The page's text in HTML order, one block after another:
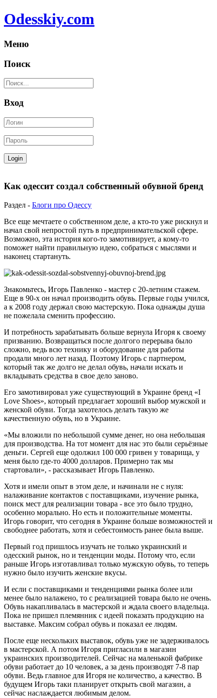
Odesskiy.com
Меню
Поиск
Вход
Как одессит создал собственный обувной бренд
Раздел - Блоги про Одессу
Все еще мечтаете о собственном деле, а кто-то уже рискнул и
начал свой непростой путь в предпринимательской сфере.
Возможно, эта история кого-то замотивирует, а кому-то
поможет найти правильную идею, собраться с мыслями и
наконец стартануть.
Знакомьтесь, Игорь Павленко - мастер с 20-летним стажем.
Еще в 90-х он начал производить обувь. Первые годы учился,
а к 2008 году держал свою мастерскую. Пока однажды душа
не пожелала сменить профессию.
И потребность зарабатывать больше вернула Игоря к своему
призванию. Возвращаться после долгого перерыва было
сложно, ведь всю технику и оборудование для работы
продали много лет назад. Поэтому Игорь с партнером,
который так же долго не делал обувь, начали искать и
вкладывать средства в свое дело заново.
Его замотивировал уже существующий в Украине бренд «I
Love Shoes», который предлагает хороший выбор мужской и
женской обуви. Тогда захотелось делать такую же
качественную обувь, но в Украине.
«Мы вложили по небольшой сумме денег, но она небольшая
для производства. На тот момент для нас это были серьёзные
деньги. Сергей еще одолжил 100 000 гривен у товарища, у
меня было где-то 4000 долларов. Примерно так мы
стартовали», - рассказывает Игорь Павленко.
Хотя и имели опыт в этом деле, и начинали не с нуля:
налаживание контактов с поставщиками, изучение рынка,
поиск мест для реализации товара - все это было трудно,
особенно морально. Но есть и положительные моменты.
Игорь говорит, что сегодня в Украине больше возможностей и
свободнее работать, хотя и себестоимость ранее была выше.
Первый год пришлось изучать не только украинский и
одесский рынок, но и тенденции моды. Потому что, если
раньше Игорь изготавливал только мужскую обувь, то теперь
нужно было изучить женские вкусы.
И если с поставщиками и тенденциями рынка более или
менее было налажено, то с реализацией товара было не очень.
Обувь накапливалась в мастерской и ждала своего владельца.
Пока не пришел племянник с идеей показать продукцию на
выставке. Максим собрал обувь и показал ее людям.
После еще нескольких выставок, обувь уже не задерживалось
в мастерской. А потом Игоря пригласили в магазин
украинских производителей. Сейчас на маленькой фабрике
обуви работает до 10 человек, а за день производят 7-8 пар
обуви. Ведь главное для Игоря не количество, а качество. В
будущем Игорь таки планирует открыть свой магазин, а
сейчас наслаждается любимым делом.